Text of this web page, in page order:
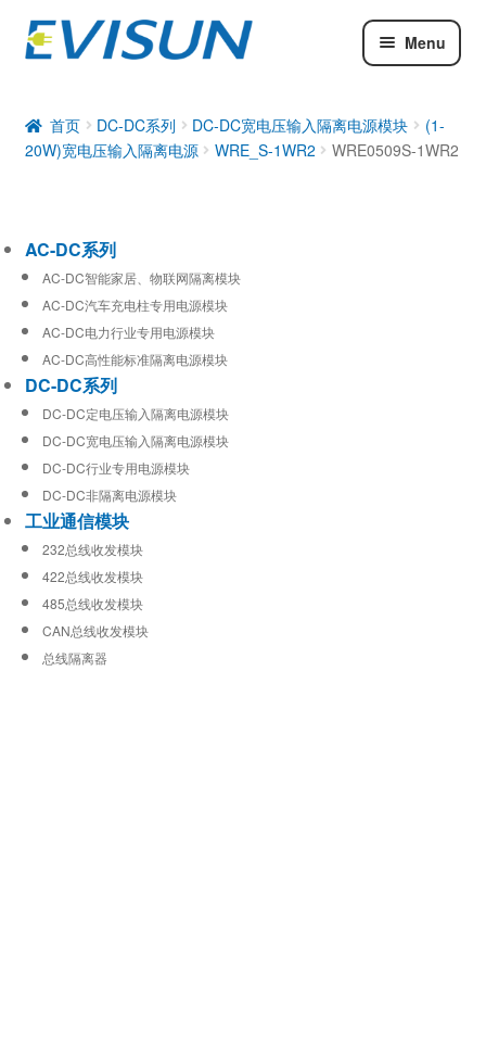
Menu
DC-DC系列
工业通信模块
首页 DC-DC系列 DC-DC宽电压输入隔离电源模块
(1-
20W)宽电压输入隔离电源
WRE_S-1WR2 WRE0509S-1WR2
AC-DC系列
AC-DC智能家居、物联网隔离模块
AC-DC汽车充电柱专用电源模块
AC-DC电力行业专用电源模块
AC-DC高性能标准隔离电源模块
DC-DC系列
DC-DC定电压输入隔离电源模块
DC-DC宽电压输入隔离电源模块
DC-DC行业专用电源模块
DC-DC非隔离电源模块
工业通信模块
232总线收发模块
422总线收发模块
485总线收发模块
CAN总线收发模块
总线隔离器